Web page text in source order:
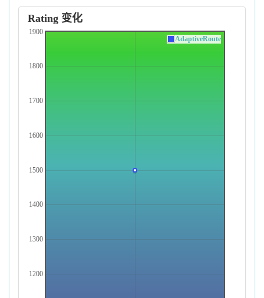
Rating 变化
1200
1300
1400
1500
1600
1700
1800
1900
AdaptiveRoute